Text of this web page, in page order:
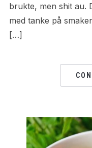
brukte, men shit au.
med tanke på
[…]